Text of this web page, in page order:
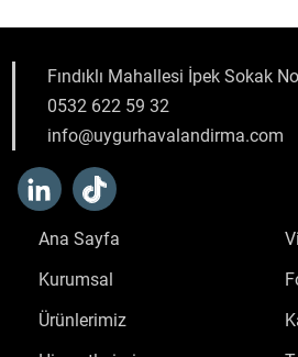
Fındıklı Mahallesi İpek Sokak
0532 622 59 32
info@uygurhavalandirma.com
Ana Sayfa
Kurumsal
Ürünlerimiz